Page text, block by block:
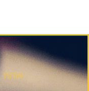
אודות